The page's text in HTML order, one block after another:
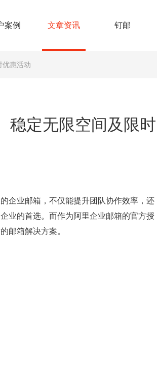
案例 文章资讯 钉邮
优惠活动
稳定无限空间及限时
企业邮箱，不仅能提升团队协作效率，还
业的首选。而作为阿里企业邮箱的官方授
邮箱解决方案。